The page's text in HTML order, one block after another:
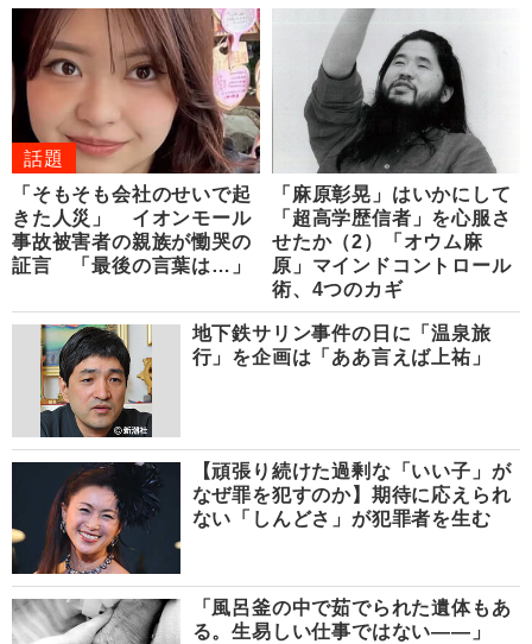
話題
「そもそも会社のせいで起
きた人災」 イオンモール
事故被害者の親族が慟哭の
証言 「最後の言葉は…」
「麻原彰晃」はいかにして
「超高学歴信者」を心服さ
せたか（2）「オウム麻
原」マインドコントロール
術、4つのカギ
地下鉄サリン事件の日に「温泉旅
行」を企画は「ああ言えば上祐」
【頑張り続けた過剰な「いい子」が
なぜ罪を犯すのか】期待に応えられ
ない「しんどさ」が犯罪者を生む
「風呂釜の中で茹でられた遺体もあ
る。生易しい仕事ではない――」